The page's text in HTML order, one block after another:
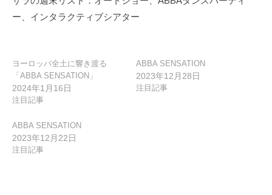
シ
ー、インタラクティブシアター
ヨーロッパ全土に響き渡る
「ABBA SENSATION」
2024年1月16日
注目記事
ABBA SENSATION
2023年12月28日
注目記事
ABBA SENSATION
2023年12月22日
注目記事